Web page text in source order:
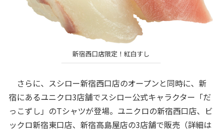
新宿西口店限定！紅白すし
さらに、スシロー新宿西口店のオープンと同時に、新
宿にあるユニクロ3店舗でスシロー公式キャラクター「だ
っこずし」のTシャツが登場。ユニクロの新宿西口店、ビ
ックロ新宿東口店、新宿高島屋店の3店舗で販売（詳細は